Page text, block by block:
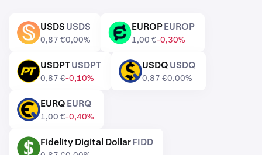
USDS USDSUSDS
0,87 €0,00%
EUROP EUROPEUROP
1,00 €-0,30%
USDPT USDPTUSDPT
0,87 €-0,10%
USDQ USDQUSDQ
0,87 €0,00%
EURQ EURQEURQ
1,00 €-0,40%
FIDD Fidelity Digital DollarFIDD